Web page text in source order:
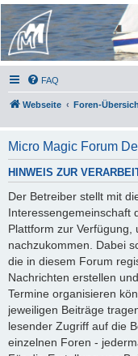
Micro Magic
Deutschland
FAQ
Webseite Foren-
Micro Magic Forum
HINWEIS ZUR
Der Betreiber stellt mit
Interessengemeinschaft
Plattform zur
nachzukommen. Dabei
die in diesem Forum
Nachrichten erstellen
Termine organisieren
jeweiligen Beiträge
lesender Zugriff auf die
einzelnen Foren -